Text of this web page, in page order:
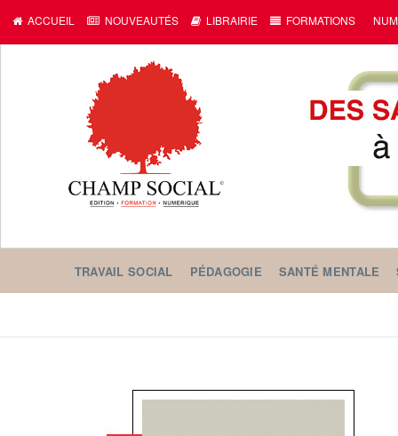
ACCUEIL NOUVEAUTÉS LIBRAIRIE FORMATIONS
TRAVAIL SOCIAL PÉDAGOGIE SANTÉ MENTALE